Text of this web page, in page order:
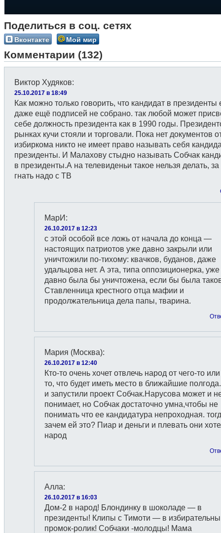
Поделиться в соц. сетях
Вконтакте Мой мир
Комментарии (132)
Виктор Худяков:
25.10.2017 в 18:49
Как можно только говорить, что кандидат в президенты
даже ещё подписей не собрано. так любой может
себе должность президента как в 1990 годы.
рынках кучи стояли и торговали. Пока нет документов
избиркома никто не имеет право называть себя
президенты. И Малахову стыдно называть Собчак
в президенты.А на телевиденьи такое нельзя делать, за
гнать надо с ТВ
МарИ :
26.10.2017 в 12:23
с этой особой все ложь от начала до конца —
настоящих патриотов уже давно закрыли или
уничтожили по-тихому: квачков, буданов, даже
удальцова нет. А эта, типа оппозиционерка, уже
давно была бы уничтожена, если бы была
Ставленница крестного отца мафии и
продолжательница дела папы, тварина.
Мария (Москва):
26.10.2017 в 12:40
Кто-то очень хочет отвлечь народ от чего-то или
то, что будет иметь место в ближайшие
и запустили проект Собчак.Нарусова может и
понимает, но Собчак достаточно умна,чтобы не
понимать что ее кандидатура непроходная.
зачем ей это? Пиар и деньги и плевать они
народ
Алла:
26.10.2017 в 16:03
Дом-2 в народ! Блондинку в шоколаде — в
президенты! Клипы с Тимоти — в
промок-ролик! Собчаки -молодцы! Мама